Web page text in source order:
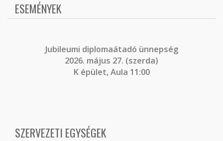
ESEMÉNYEK
Jubileumi diplomaátadó ünnepség
2026. május 27. (szerda)
K épület, Aula 11:00
SZERVEZETI EGYSÉGEK